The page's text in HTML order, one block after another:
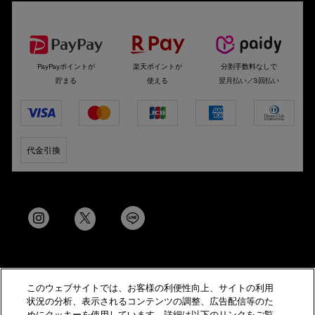
PayPayポイントが
貯まる
楽天ポイントが
使える
分割手数料なしで
翌月払い／3回払い
代金引換
© Helena Rubinstein All Rights Reserved
このウェブサイトでは、お客様の利便性向上、サイトの利用
状況の分析、表示されるコンテンツの調整、広告配信等のた